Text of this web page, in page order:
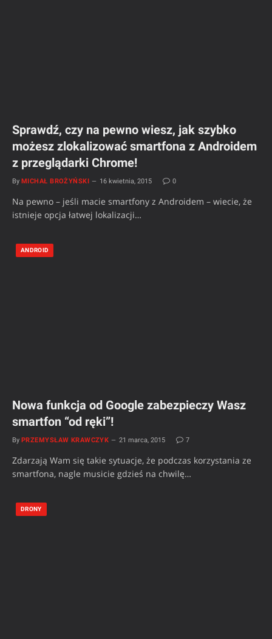
Sprawdź, czy na pewno wiesz, jak szybko
możesz zlokalizować smartfona z Androidem
z przeglądarki Chrome!
By MICHAŁ BROŻYŃSKI 16 kwietnia, 2015 0
Na pewno – jeśli macie smartfony z Androidem – wiecie, że
istnieje opcja łatwej lokalizacji…
ANDROID
Nowa funkcja od Google zabezpieczy Wasz
smartfon “od ręki”!
By PRZEMYSŁAW KRAWCZYK 21 marca, 2015 7
Zdarzają Wam się takie sytuacje, że podczas korzystania ze
smartfona, nagle musicie gdzieś na chwilę…
DRONY